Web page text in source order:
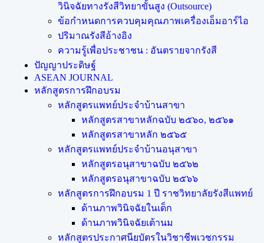
วินิจฉัยทางรังสีวิทยาขั้นสูง (Outsource)
ข้อกำหนดการควบคุมคุณภาพเครื่องเอ็มอาร์ไอ
ปริมาณรังสีอ้างอิง
ความรู้เพื่อประชาชน : อันตรายจากรังสี
ปัญญาประดิษฐ์
ASEAN JOURNAL
หลักสูตรการฝึกอบรม
หลักสูตรแพทย์ประจำบ้านสาขา
หลักสูตรสาขาหลักฉบับ ๒๕๖๐, ๒๕๖๑
หลักสูตรสาขาหลัก ๒๕๖๕
หลักสูตรแพทย์ประจำบ้านอนุสาขา
หลักสูตรอนุสาขาฉบับ ๒๕๖๒
หลักสูตรอนุสาขาฉบับ ๒๕๖๖
หลักสูตรการฝึกอบรม 1 ปี ราชวิทยาลัยรังสีแพทย์
ด้านภาพวินิจฉัยในเด็ก
ด้านภาพวินิจฉัยเต้านม
หลักสูตรประกาศนียบัตรในวิชาชีพเวชกรรม